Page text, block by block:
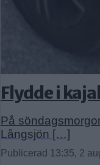
Flydde i
På
Långsjön […]
Publicerad 13:35, 2